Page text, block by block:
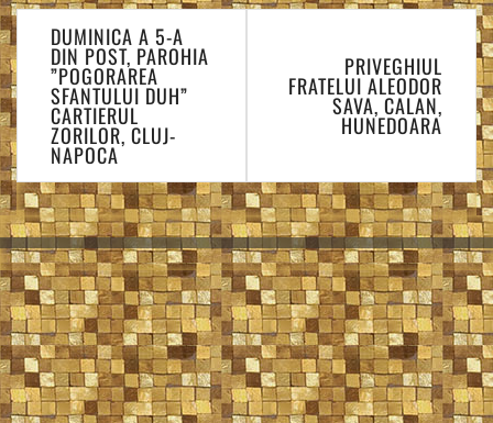
Navigare
în
articole
DUMINICA A 5-A
DIN POST, PAROHIA
”POGORAREA
SFANTULUI DUH”
CARTIERUL
ZORILOR, CLUJ-
NAPOCA
PRIVEGHIUL
FRATELUI ALEODOR
SAVA, CALAN,
HUNEDOARA